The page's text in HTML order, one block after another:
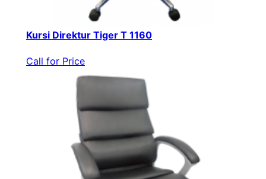
Kursi Direktur Tiger T 1160
Call for Price